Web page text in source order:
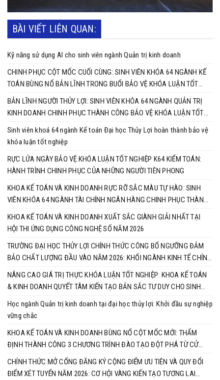
BÀI VIẾT LIÊN QUAN:
Kỹ năng sử dụng AI cho sinh viên ngành Quản trị kinh doanh
CHINH PHỤC CỘT MỐC CUỐI CÙNG: SINH VIÊN KHÓA 64 NGÀNH KẾ
TOÁN BÙNG NỔ BẢN LĨNH TRONG BUỔI BẢO VỆ KHÓA LUẬN TỐT
NGHIỆP
BẢN LĨNH NGƯỜI THỦY LỢI: SINH VIÊN KHÓA 64 NGÀNH QUẢN TRỊ
KINH DOANH CHINH PHỤC THÀNH CÔNG BẢO VỆ KHÓA LUẬN TỐT
Sinh viên khoá 64 ngành Kế toán Đại học Thủy Lợi hoàn thành bảo vệ
khóa luận tốt nghiệp
RỰC LỬA NGÀY BẢO VỆ KHÓA LUẬN TỐT NGHIỆP K64 KIỂM TOÁN:
HÀNH TRÌNH CHINH PHỤC CỦA NHỮNG NGƯỜI TIÊN PHONG
KHOA KẾ TOÁN VÀ KINH DOANH RỰC RỠ SẮC MÀU TỰ HÀO: SINH
VIÊN KHÓA 64 NGÀNH TÀI CHÍNH NGÂN HÀNG CHINH PHỤC THÀNH
CÔNG KHÓA LUẬN TỐT NGHIỆP
KHOA KẾ TOÁN VÀ KINH DOANH XUẤT SẮC GIÀNH GIẢI NHẤT TẠI
HỘI THI ỨNG DỤNG CÔNG NGHỆ SỐ NĂM 2026
TRƯỜNG ĐẠI HỌC THỦY LỢI CHÍNH THỨC CÔNG BỐ NGƯỠNG ĐẢM
BẢO CHẤT LƯỢNG ĐẦU VÀO NĂM 2026: KHỐI NGÀNH KINH TẾ CHÍNH
THỨC VÀO CUỘC ĐUA RỰC LỬA
NÂNG CAO GIÁ TRỊ THỰC KHÓA LUẬN TỐT NGHIỆP: KHOA KẾ TOÁN
& KINH DOANH QUYẾT TÂM KIẾN TẠO BẢN SẮC TƯ DUY CHO SINH
Học ngành Quản trị kinh doanh tại đại học thủy lợi: Khởi đầu sự nghiệp
vững chắc
KHOA KẾ TOÁN VÀ KINH DOANH BÙNG NỔ CỘT MỐC MỚI: THẨM
ĐỊNH THÀNH CÔNG 3 CHƯƠNG TRÌNH ĐÀO TẠO ĐỘT PHÁ TỪ CỬ
NHÂN ĐẾN TIẾN SĨ
CHÍNH THỨC MỞ CỔNG ĐĂNG KÝ CỘNG ĐIỂM ƯU TIÊN VÀ QUY ĐỔI
ĐIỂM XÉT TUYỂN NĂM 2026: CƠ HỘI VÀNG KIẾN TẠO TƯƠNG LAI